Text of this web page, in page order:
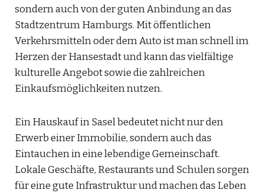
sondern auch von der guten Anbindung an das
Stadtzentrum Hamburgs. Mit öffentlichen
Verkehrsmitteln oder dem Auto ist man schnell im
Herzen der Hansestadt und kann das vielfältige
kulturelle Angebot sowie die zahlreichen
Einkaufsmöglichkeiten nutzen.
Ein Hauskauf in Sasel bedeutet nicht nur den
Erwerb einer Immobilie, sondern auch das
Eintauchen in eine lebendige Gemeinschaft.
Lokale Geschäfte, Restaurants und Schulen sorgen
für eine gute Infrastruktur und machen das Leben